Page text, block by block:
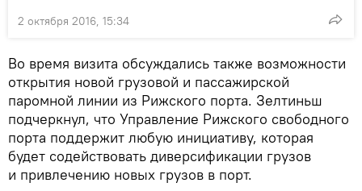
2 октября 2016, 15:34
Во время визита обсуждались также возможности
открытия новой грузовой и пассажирской
паромной линии из Рижского порта. Зелтиньш
подчеркнул, что Управление Рижского свободного
порта поддержит любую инициативу, которая
будет содействовать диверсификации грузов
и привлечению новых грузов в порт.